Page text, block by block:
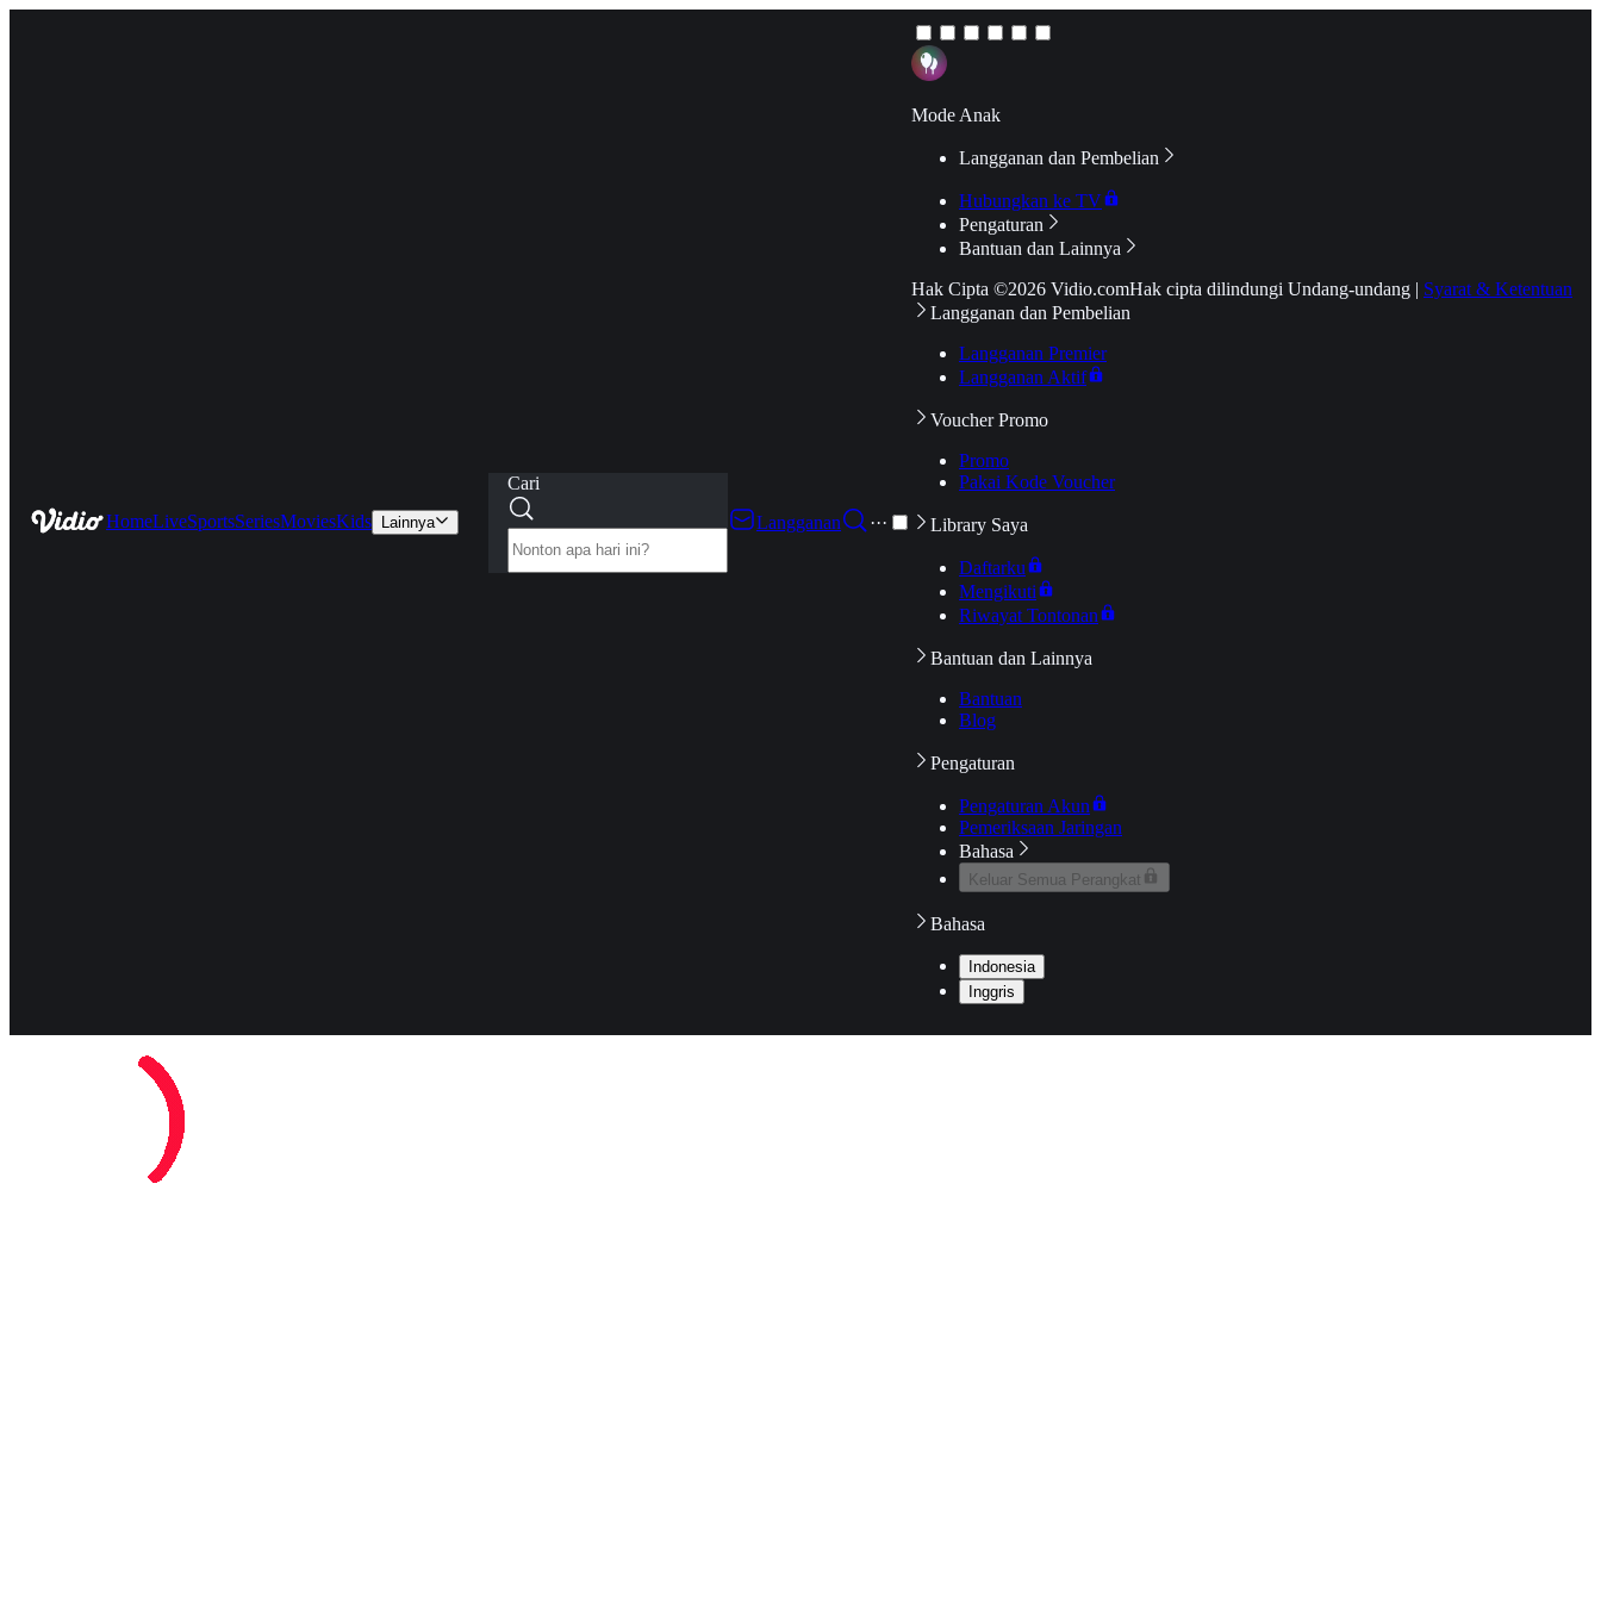
HomeLiveSportsSeriesMoviesKids Lainnya
Cari
Langganan
···
Mode Anak
Langganan dan Pembelian
Hubungkan ke TV
Pengaturan
Bantuan dan Lainnya
Hak Cipta ©2026 Vidio.comHak cipta dilindungi Undang-undang | Syarat & Ketentuan
Langganan dan Pembelian
Langganan Premier
Langganan Aktif
Voucher Promo
Promo
Pakai Kode Voucher
Library Saya
Daftarku
Mengikuti
Riwayat Tontonan
Bantuan dan Lainnya
Bantuan
Blog
Pengaturan
Pengaturan Akun
Pemeriksaan Jaringan
Bahasa
Keluar Semua Perangkat
Bahasa
Indonesia
Inggris